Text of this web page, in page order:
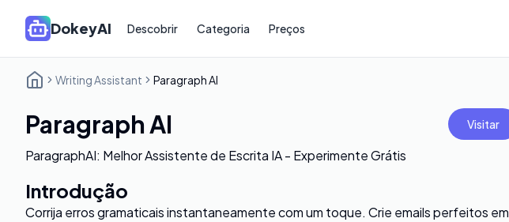
DokeyAI Descobrir Categoria Preços
Writing Assistant Paragraph AI
Paragraph AI Visitar
ParagraphAI: Melhor Assistente de Escrita IA - Experimente Grátis
Introdução
Corrija erros gramaticais instantaneamente com um toque. Crie emails perfeitos em